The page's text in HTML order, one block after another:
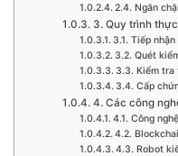
2.4. Ngăn
3. Quy trình
3.1. Tiếp
3.2. Quét
3.3. Kiểm tra
3.4. Cấp
4. Các công
4.1. Công
4.2.
4.3. Robot